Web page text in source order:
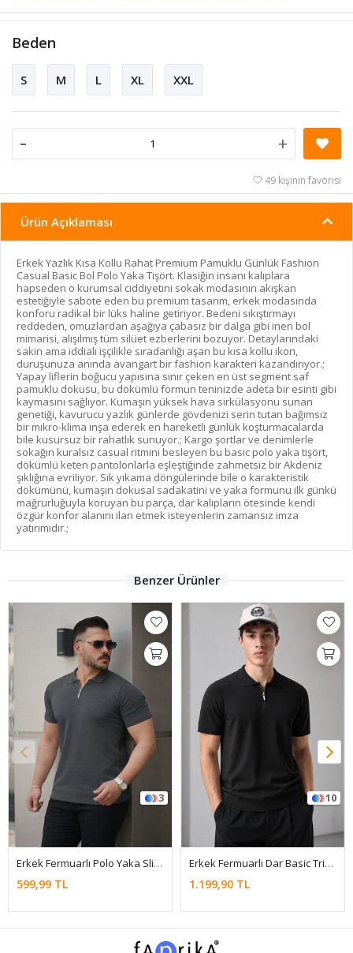
Beden
S M L XL XXL
- +
49 kişinin favorisi
Ürün Açıklaması
Erkek Yazlık Kısa Kollu Rahat Premium Pamuklu Günlük Fashion
Casual Basic Bol Polo Yaka Tişört. Klasiğin insanı kalıplara
hapseden o kurumsal ciddiyetini sokak modasının akışkan
estetiğiyle sabote eden bu premium tasarım, erkek modasında
konforu radikal bir lüks haline getiriyor. Bedeni sıkıştırmayı
reddeden, omuzlardan aşağıya çabasız bir dalga gibi inen bol
mimarisi, alışılmış tüm silüet ezberlerini bozuyor. Detaylarındaki
sakin ama iddialı işçilikle sıradanlığı aşan bu kısa kollu ikon,
duruşunuza anında avangart bir fashion karakteri kazandırıyor.;
Yapay liflerin boğucu yapısına sınır çeken en üst segment saf
pamuklu dokusu, bu dökümlü formun teninizde adeta bir esinti gibi
kaymasını sağlıyor. Kumaşın yüksek hava sirkülasyonu sunan
genetiği, kavurucu yazlık günlerde gövdenizi serin tutan bağımsız
bir mikro-klima inşa ederek en hareketli günlük koşturmacalarda
bile kusursuz bir rahatlık sunuyor.; Kargo şortlar ve denimlerle
sokağın kuralsız casual ritmini besleyen bu basic polo yaka tişört,
dökümlü keten pantolonlarla eşleştiğinde zahmetsiz bir Akdeniz
şıklığına evriliyor. Sık yıkama döngülerinde bile o karakteristik
dökümünü, kumaşın dokusal sadakatini ve yaka formunu ilk günkü
mağrurluğuyla koruyan bu parça, dar kalıpların ötesinde kendi
özgür konfor alanını ilan etmek isteyenlerin zamansız imza
yatırımıdır.;
Benzer Ürünler
3
Erkek Fermuarlı Polo Yaka Slim Fit Triko T-Shirt
599,99 TL
10
Erkek Fermuarlı Dar Basic Triko Siyah Polo Yaka Tişört
1.199,90 TL